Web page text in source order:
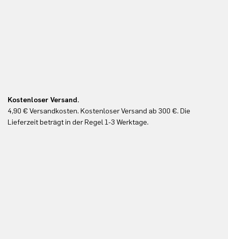
Kostenloser Versand.
4,90 € Versandkosten. Kostenloser Versand ab 300 €. Die
Lieferzeit beträgt in der Regel 1-3 Werktage.